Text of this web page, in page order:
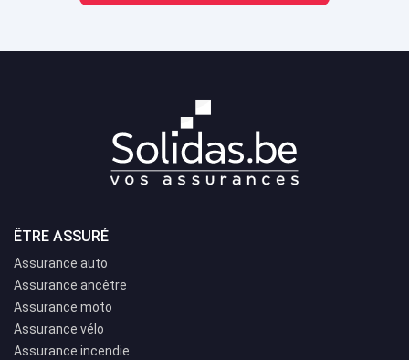
ÊTRE ASSURÉ
Assurance auto
Assurance ancêtre
Assurance moto
Assurance vélo
Assurance incendie